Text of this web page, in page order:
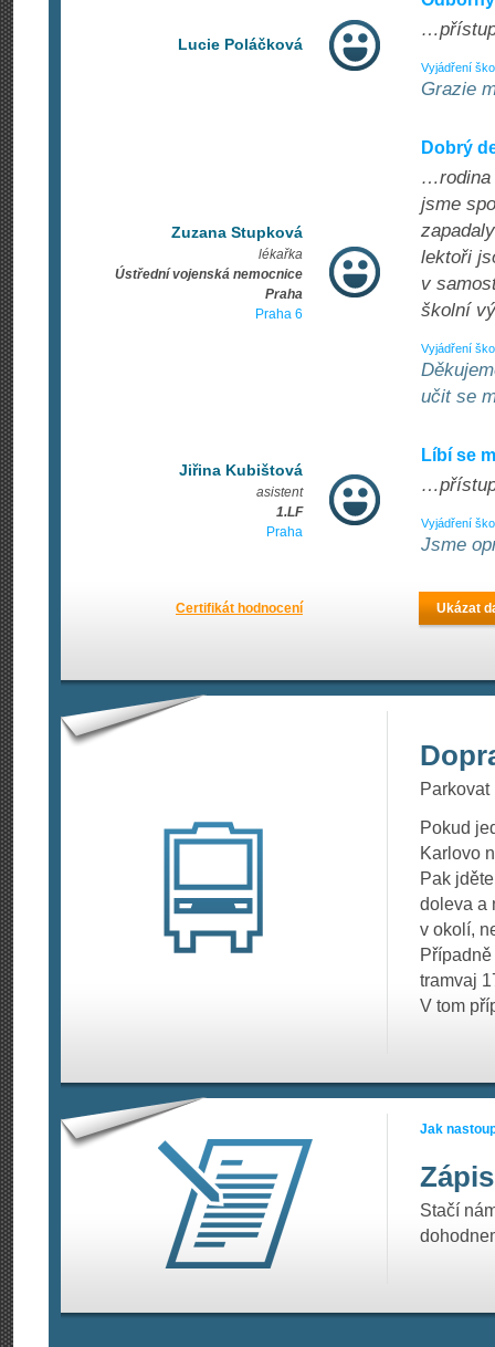
Lucie Poláčková
Vyjádření
Grazie
Zuzana Stupková
lékařka
Ústřední vojenská nemocnice
Praha
Praha 6
Dobrý
…rodina
jsme
lektoři
v
školní
Vyjádření
učit se
Jiřina Kubištová
asistent
1.LF
Praha
Líbí se
Vyjádření
Jsme
Certifikát hodnocení Ukázat
Pokud
Karlovo
Pak
doleva a
v okolí,
tramvaj
V tom
Jak
Zápis
Stačí